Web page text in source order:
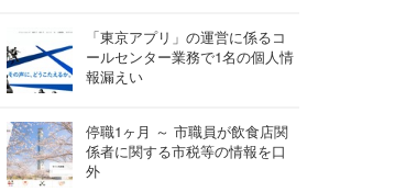
「東京アプリ」の運営に係るコ
ールセンター業務で1名の個人情
報漏えい
停職1ヶ月 ～ 市職員が飲食店関
係者に関する市税等の情報を口
外